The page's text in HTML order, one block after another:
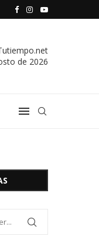
COOPERATIVA
de 2026